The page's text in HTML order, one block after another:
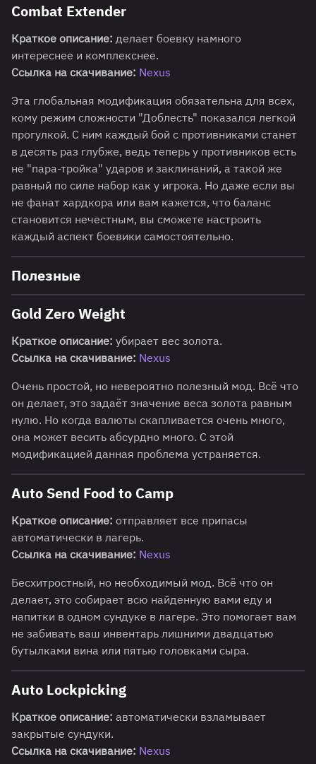
Combat Extender
Краткое описание: делает боевку намного
интереснее и комплекснее.
Ссылка на скачивание: Nexus
Эта глобальная модификация обязательна для всех,
кому режим сложности "Доблесть" показался легкой
прогулкой. С ним каждый бой с противниками станет
в десять раз глубже, ведь теперь у противников есть
не "пара-тройка" ударов и заклинаний, а такой же
равный по силе набор как у игрока. Но даже если вы
не фанат хардкора или вам кажется, что баланс
становится нечестным, вы сможете настроить
каждый аспект боевики самостоятельно.
Полезные
Gold Zero Weight
Краткое описание: убирает вес золота.
Ссылка на скачивание: Nexus
Очень простой, но невероятно полезный мод. Всё что
он делает, это задаёт значение веса золота равным
нулю. Но когда валюты скапливается очень много,
она может весить абсурдно много. С этой
модификацией данная проблема устраняется.
Auto Send Food to Camp
Краткое описание: отправляет все припасы
автоматически в лагерь.
Ссылка на скачивание: Nexus
Бесхитростный, но необходимый мод. Всё что он
делает, это собирает всю найденную вами еду и
напитки в одном сундуке в лагере. Это помогает вам
не забивать ваш инвентарь лишними двадцатью
бутылками вина или пятью головками сыра.
Auto Lockpicking
Краткое описание: автоматически взламывает
закрытые сундуки.
Ссылка на скачивание: Nexus